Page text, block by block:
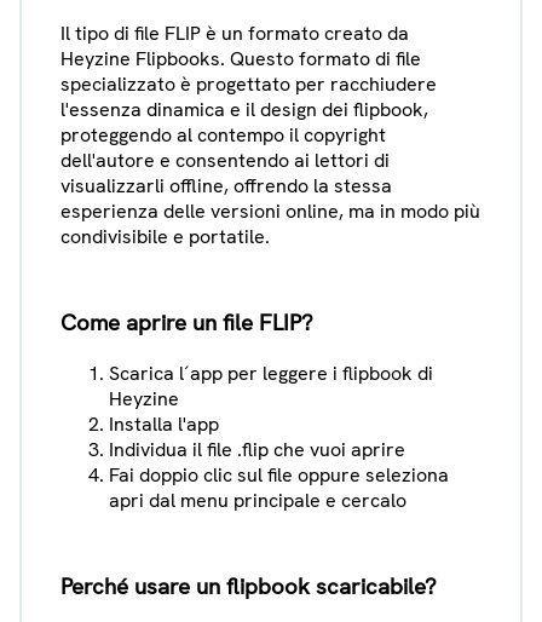
Il tipo di file FLIP è un formato creato da
Heyzine Flipbooks. Questo formato di file
specializzato è progettato per racchiudere
l'essenza dinamica e il design dei flipbook,
proteggendo al contempo il copyright
dell'autore e consentendo ai lettori di
visualizzarli offline, offrendo la stessa
esperienza delle versioni online, ma in modo più
condivisibile e portatile.
Come aprire un file FLIP?
Scarica l´app per leggere i flipbook di
Heyzine
Installa l'app
Individua il file .flip che vuoi aprire
Fai doppio clic sul file oppure seleziona
apri dal menu principale e cercalo
Perché usare un flipbook scaricabile?